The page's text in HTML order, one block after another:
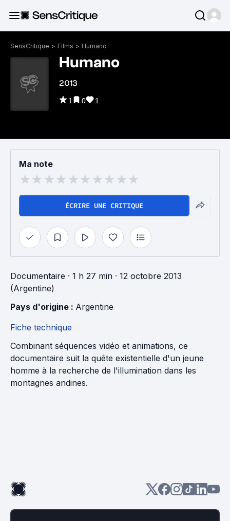
SensCritique > Films > Humano
Humano
2013
1 0 1
Ma note
ÉCRIRE UNE CRITIQUE
Documentaire · 1 h 27 min · 12 octobre 2013
(Argentine)
Pays d'origine : Argentine
Fiche technique
Combinant séquences vidéo et animations, ce
documentaire suit la quête existentielle d'un jeune
homme à la recherche de l'illumination dans les
montagnes andines.